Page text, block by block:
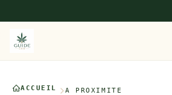
ACCUEIL À PROXIMITÉ